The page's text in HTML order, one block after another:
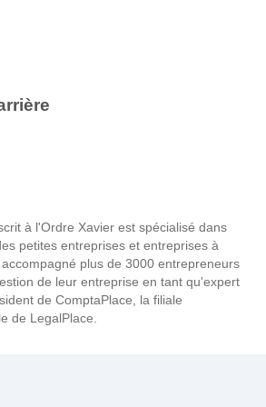
à l'Ordre Xavier est spécialisé dans
petites entreprises et entreprises à
plus de 3000 entrepreneurs
de leur entreprise en tant qu'expert
de ComptaPlace, la filiale
de LegalPlace.